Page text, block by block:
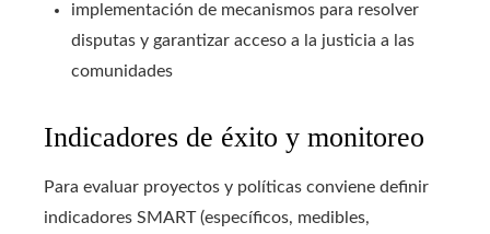
implementación de mecanismos para resolver
disputas y garantizar acceso a la justicia a las
comunidades
Indicadores de éxito y monitoreo
Para evaluar proyectos y políticas conviene definir
indicadores SMART (específicos, medibles,